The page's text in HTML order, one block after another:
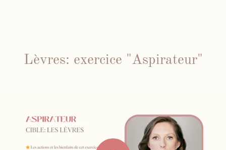
Lèvres: exercice "Aspirateur"